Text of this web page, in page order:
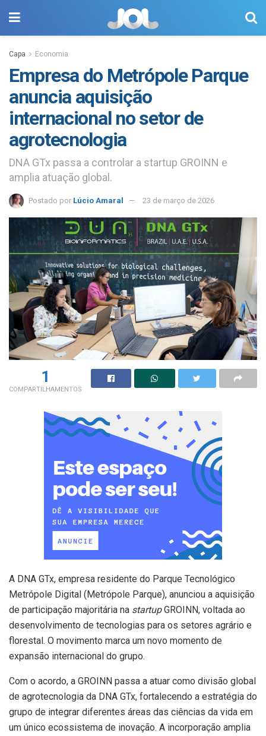
Capa Economia
Empresa do Metrópole Parque
anuncia aquisição
internacional no setor de
agrotecnologia
DNA GTx passa a controlar a startup GROINN e
amplia atuação global.
Postado por Lúcio Amaral 23 de março de 2026
1
COMPARTILHAMENTOS
A DNA GTx, empresa residente do Parque Tecnológico
Metrópole Digital (Metrópole Parque), anunciou a aquisição
de participação majoritária na startupGROINN, voltada ao
desenvolvimento de tecnologias para os setores agrário e
florestal. O movimento marca um novo momento de
expansão internacional do grupo.
Com o acordo, a GROINN passa a atuar como divisão global
de agrotecnologia da DNA GTx, fortalecendo a estratégia do
grupo de integrar diferentes áreas das ciências da vida em
um único ecossistema de inovação. A incorporação amplia